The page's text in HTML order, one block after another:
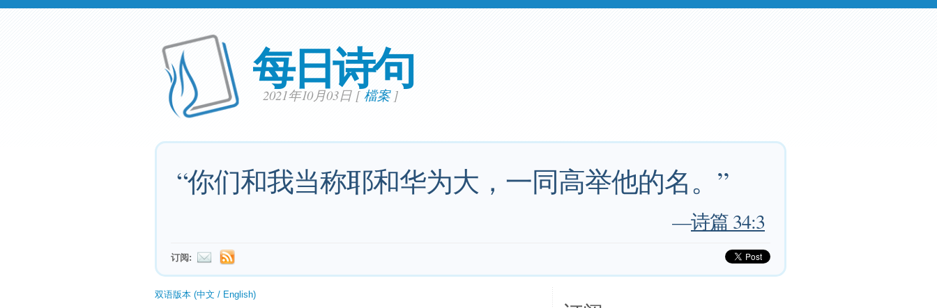
每日诗句
2021年10月03日 [檔案]
“你们和我当称耶和华为大，一同高举他的名。”
—诗篇 34:3
订阅:
双语版本 (中文 / English)